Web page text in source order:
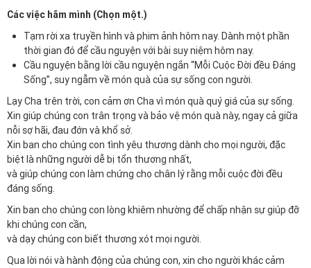
Các việc hãm mình (Chọn một.)
Tạm rời xa truyền hình và phim ảnh hôm nay. Dành một phần
thời gian đó để cầu nguyện với bài suy niệm hôm nay.
Cầu nguyện bằng lời cầu nguyện ngắn “Mỗi Cuộc Đời đều Đáng
Sống”, suy ngẫm về món quà của sự sống con người.
Lạy Cha trên trời, con cảm ơn Cha vì món quà quý giá của sự sống.
Xin giúp chúng con trân trọng và bảo vệ món quà này, ngay cả giữa
nỗi sợ hãi, đau đớn và khổ sở.
Xin ban cho chúng con tình yêu thương dành cho mọi người, đặc
biệt là những người dễ bị tổn thương nhất,
và giúp chúng con làm chứng cho chân lý rằng mỗi cuộc đời đều
đáng sống.
Xin ban cho chúng con lòng khiêm nhường để chấp nhận sự giúp đỡ
khi chúng con cần,
và dạy chúng con biết thương xót mọi người.
Qua lời nói và hành động của chúng con, xin cho người khác cảm